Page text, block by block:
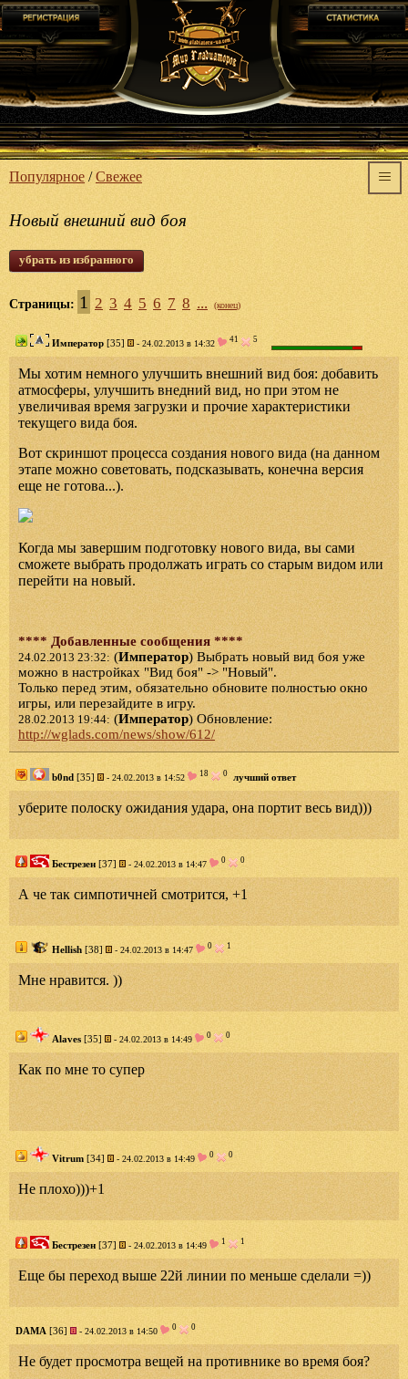
Популярное /Свежее
Новый внешний вид боя
убрать из избранного
Страницы: 1 2 3 4 5 6 7 8 ... (конец)
Император [35] - 24.02.2013 в 14:32 41 5
Мы хотим немного улучшить внешний вид боя: добавить
атмосферы, улучшить внедний вид, но при этом не
увеличивая время загрузки и прочие характеристики
текущего вида боя.
Вот скриншот процесса создания нового вида (на данном
этапе можно советовать, подсказывать, конечна версия
еще не готова...).
Когда мы завершим подготовку нового вида, вы сами
сможете выбрать продолжать играть со старым видом или
перейти на новый.
**** Добавленные сообщения ****
24.02.2013 23:32: (Император) Выбрать новый вид боя уже
можно в настройках "Вид боя" -> "Новый".
Только перед этим, обязательно обновите полностью окно
игры, или перезайдите в игру.
28.02.2013 19:44:(Император) Обновление:
http://wglads.com/news/show/612/
b0nd [35] - 24.02.2013 в 14:52 18 0 лучший ответ
уберите полоску ожидания удара, она портит весь вид)))
Бестрезен [37] - 24.02.2013 в 14:47 0 0
А че так симпотичней смотрится, +1
Hellish [38] - 24.02.2013 в 14:47 0 1
Мне нравится. ))
Alaves [35] - 24.02.2013 в 14:49 0 0
Как по мне то супер
Vitrum [34] - 24.02.2013 в 14:49 0 0
Не плохо)))+1
Бестрезен[37] - 24.02.2013 в 14:49 1 1
Еще бы переход выше 22й линии по меньше сделали =))
DAMA [36] - 24.02.2013 в 14:50 0 0
Не будет просмотра вещей на противнике во время боя?